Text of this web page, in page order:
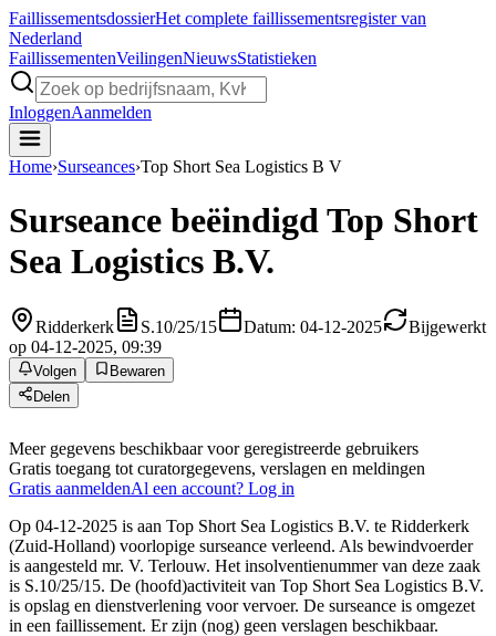
FaillissementsdossierHet complete faillissementsregister van
Nederland
FaillissementenVeilingenNieuwsStatistieken
InloggenAanmelden
Home›Surseances›Top Short Sea Logistics B V
Surseance beëindigdTop Short
Sea Logistics B.V.
Ridderkerk S.10/25/15 Datum: 04-12-2025
Bijgewerkt
op 04-12-2025, 09:39
Volgen
Bewaren
Delen
Meer gegevens beschikbaar voor geregistreerde gebruikers
Gratis toegang tot curatorgegevens, verslagen en meldingen
Gratis aanmeldenAl een account? Log in
Op 04-12-2025 is aan Top Short Sea Logistics B.V. te Ridderkerk
(Zuid-Holland) voorlopige surseance verleend. Als bewindvoerder
is aangesteld mr. V. Terlouw. Het insolventienummer van deze zaak
is S.10/25/15. De (hoofd)activiteit van Top Short Sea Logistics B.V.
is opslag en dienstverlening voor vervoer. De surseance is omgezet
in een faillissement. Er zijn (nog) geen verslagen beschikbaar.